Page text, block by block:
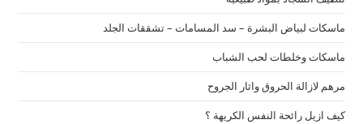
ماسكات لبياض البشرة – سد المسامات – تشققات الجلد
ماسكات وخلطات لحب الشباب
مرهم لازالة الحروق واثار الجروح
كيف ازيل رائحة النفس الكريهة ؟